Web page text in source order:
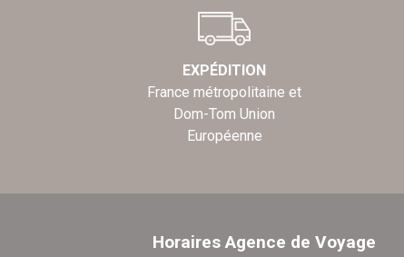
EXPÉDITION
France métropolitaine et
Dom-Tom Union
Européenne
Horaires Agence de Voyage